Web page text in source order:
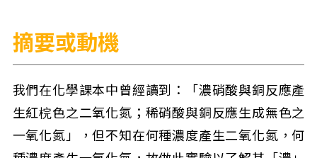
摘要或動機
我們在化學課本中曾經讀到：「濃硝酸與銅反應產
生紅梡色之二氧化氮；稀硝酸與銅反應生成無色之
一氧化氮」，但不知在何種濃度產生二氧化氮，何